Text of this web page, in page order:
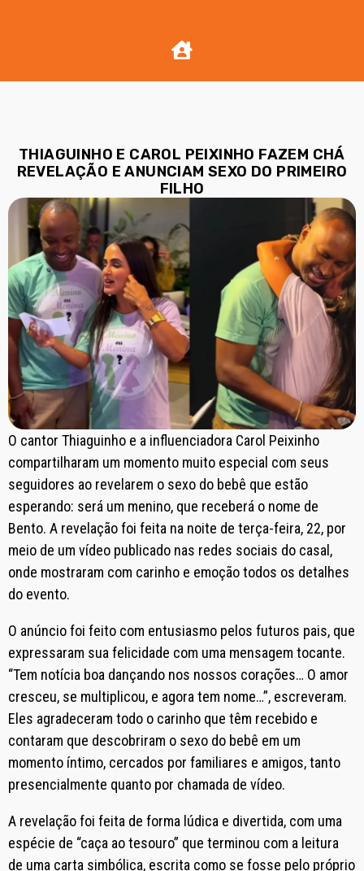
THIAGUINHO E CAROL PEIXINHO FAZEM CHÁ
REVELAÇÃO E ANUNCIAM SEXO DO PRIMEIRO
FILHO
O cantor Thiaguinho e a influenciadora Carol Peixinho
compartilharam um momento muito especial com seus
seguidores ao revelarem o sexo do bebê que estão
esperando: será um menino, que receberá o nome de
Bento. A revelação foi feita na noite de terça-feira, 22, por
meio de um vídeo publicado nas redes sociais do casal,
onde mostraram com carinho e emoção todos os detalhes
do evento.
O anúncio foi feito com entusiasmo pelos futuros pais, que
expressaram sua felicidade com uma mensagem tocante.
“Tem notícia boa dançando nos nossos corações… O amor
cresceu, se multiplicou, e agora tem nome…”, escreveram.
Eles agradeceram todo o carinho que têm recebido e
contaram que descobriram o sexo do bebê em um
momento íntimo, cercados por familiares e amigos, tanto
presencialmente quanto por chamada de vídeo.
A revelação foi feita de forma lúdica e divertida, com uma
espécie de “caça ao tesouro” que terminou com a leitura
de uma carta simbólica, escrita como se fosse pelo próprio